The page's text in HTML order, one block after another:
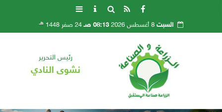
السبت8 أغسطس 2026 08:13 صـ 24 صفر 1448 هـ
رئيس التحرير
نشوى النادي